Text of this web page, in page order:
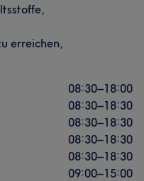
erreichen,
08:30–18:00
08:30–18:30
08:30–18:30
08:30–18:30
08:30–18:30
09:00–15:00